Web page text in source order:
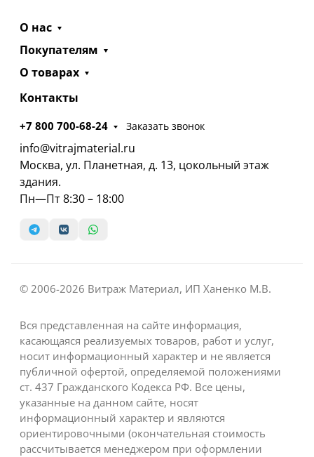
О нас
Покупателям
О товарах
Контакты
+7 800 700-68-24 Заказать звонок
info@vitrajmaterial.ru
Москва, ул. Планетная, д. 13, цокольный этаж
здания.
Пн—Пт 8:30 – 18:00
© 2006-2026 Витраж Материал, ИП Ханенко М.В.
Вся представленная на сайте информация,
касающаяся реализуемых товаров, работ и услуг,
носит информационный характер и не является
публичной офертой, определяемой положениями
ст. 437 Гражданского Кодекса РФ. Все цены,
указанные на данном сайте, носят
информационный характер и являются
ориентировочными (окончательная стоимость
рассчитывается менеджером при оформлении